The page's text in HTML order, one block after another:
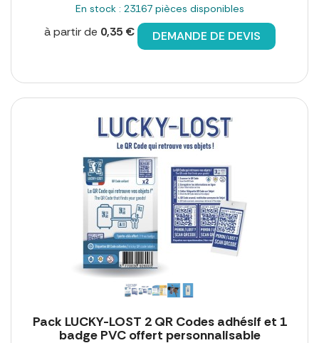
En stock : 23167 pièces disponibles
à partir de 0,35 € DEMANDE DE DEVIS
Pack LUCKY-LOST 2 QR Codes adhésif et 1
badge PVC offert personnalisable